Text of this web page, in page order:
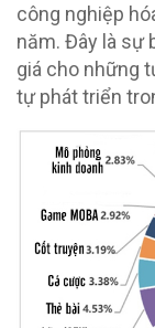
công nghiệp
năm. Đây là sự
giá cho những
tự phát triển